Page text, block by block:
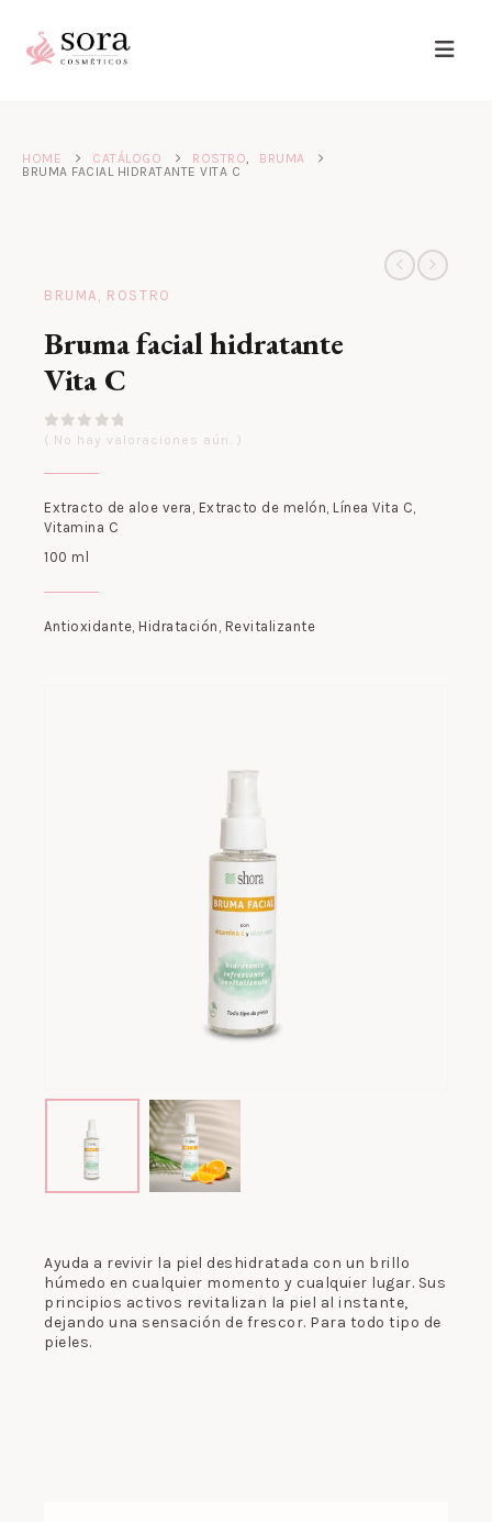
HOME CATÁLOGO ROSTRO,
BRUMA
BRUMA FACIAL HIDRATANTE VITA C
BRUMA ROSTRO
Bruma facial hidratante
Vita C
0out of 5
( No hay valoraciones aún. )
Extracto de aloe vera Extracto de melón Línea Vita C
Vitamina C
100 ml
Antioxidante, Hidratación , Revitalizante
Ayuda a revivir la piel deshidratada con un brillo
húmedo en cualquier momento y cualquier lugar. Sus
principios activos revitalizan la piel al instante,
dejando una sensación de frescor. Para todo tipo de
pieles.